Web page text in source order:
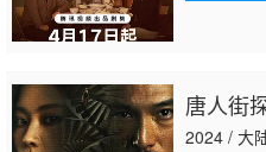
唐人街
2024 / 大